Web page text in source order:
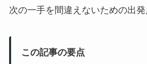
次の一手を間違えないための出発
この記事の要点